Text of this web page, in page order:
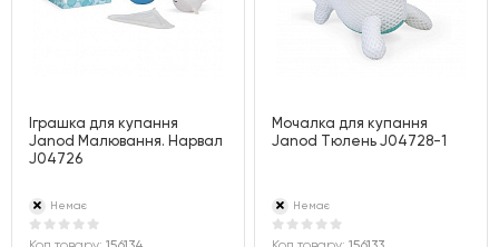
Іграшка для купання
Janod Малювання. Нарвал
J04726
Немає
Мочалка для купання
Janod Тюлень J04728-1
Немає